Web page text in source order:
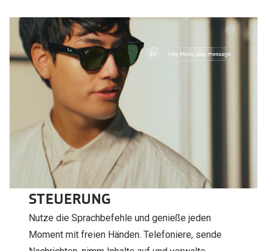
STEUERUNG
Nutze die Sprachbefehle und genieße jeden
Moment mit freien Händen. Telefoniere, sende